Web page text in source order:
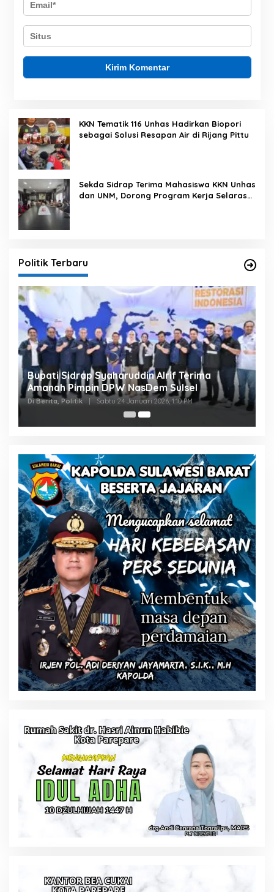
KKN Tematik 116 Unhas Hadirkan Biopori
sebagai Solusi Resapan Air di Rijang Pittu
Sekda Sidrap Terima Mahasiswa KKN Unhas
dan UNM, Dorong Program Kerja Selaras
Politik Terbaru
Bupati Sidrap Syaharuddin Alrif Terima
Amanah Pimpin DPW NasDem Sulsel
Di Berita, Politik | Sabtu 24 Januari 2026, 1:10 PM